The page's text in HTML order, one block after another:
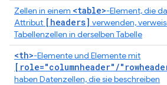
Zellen in einem <table>-Element, die
Attribut [headers] verwenden,
Tabellenzellen in derselben Tabelle
<th>-Elemente und Elemente mit
[role="columnheader"/
haben Datenzellen, die sie beschreiben